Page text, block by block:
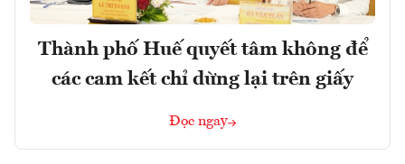
Thành phố Huế quyết tâm không để
các cam kết chỉ dừng lại trên giấy
Đọc ngay